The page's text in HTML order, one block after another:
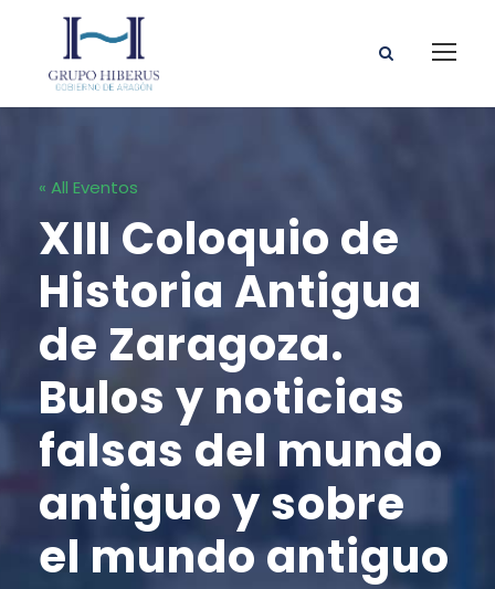
« All Eventos
XIII Coloquio de
Historia Antigua
de Zaragoza.
Bulos y noticias
falsas del mundo
antiguo y sobre
el mundo antiguo